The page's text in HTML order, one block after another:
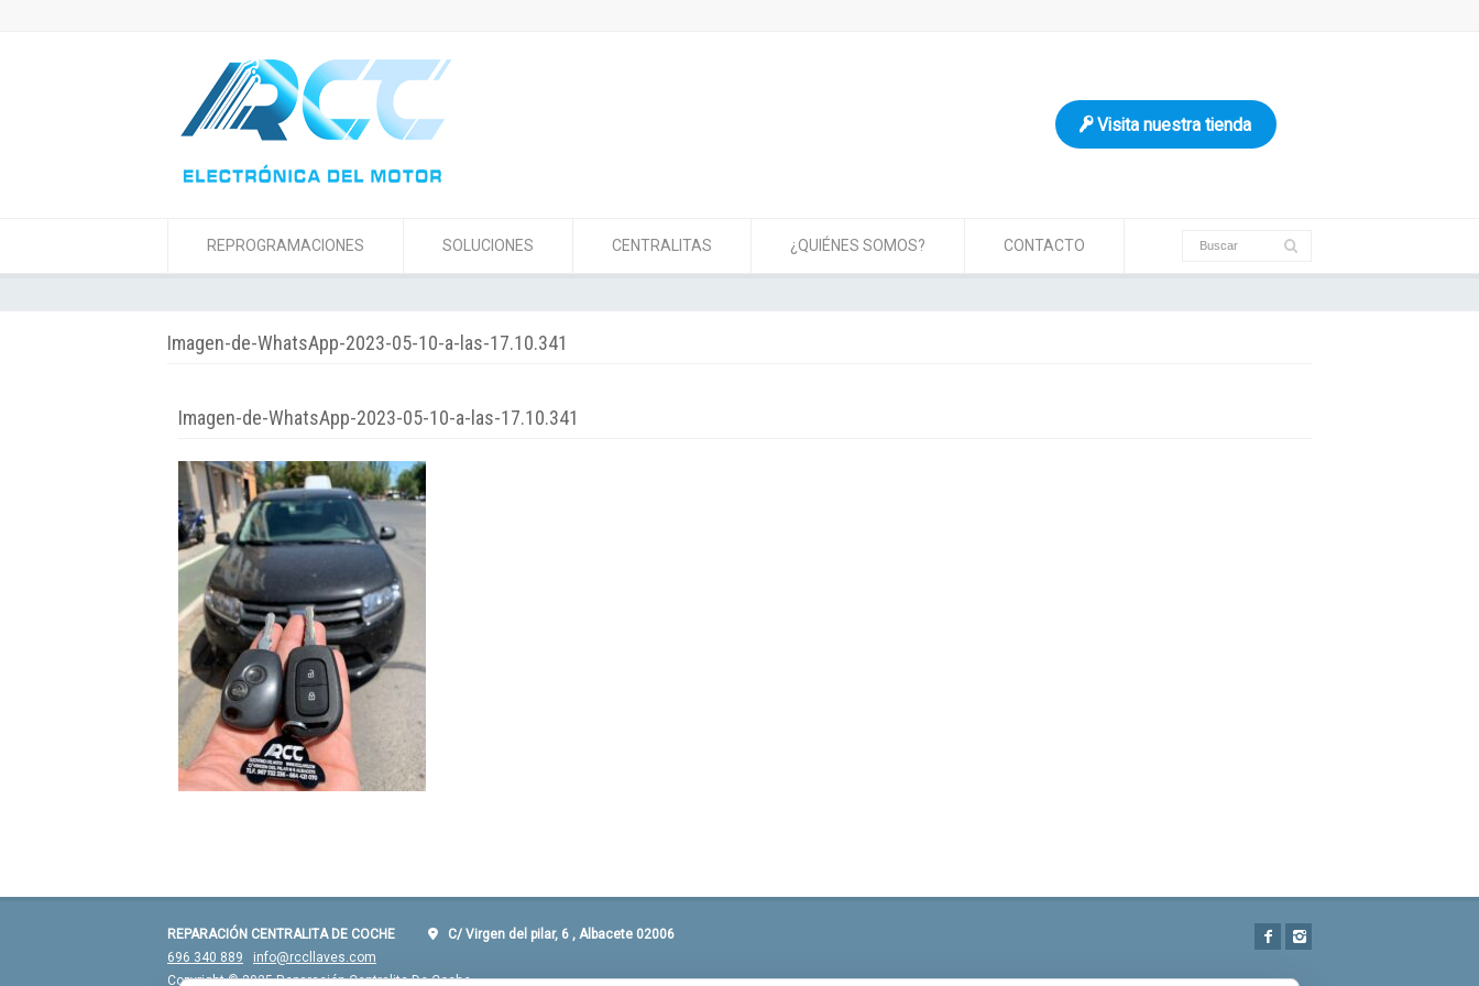
Visita nuestra tienda
REPROGRAMACIONES SOLUCIONES CENTRALITAS ¿QUIÉNES SOMOS? CONTACTO
Imagen-de-WhatsApp-2023-05-10-a-las-17.10.341
Imagen-de-WhatsApp-2023-05-10-a-las-17.10.341
REPARACIÓN CENTRALITA DE COCHE
C/ Virgen del pilar, 6 , Albacete 02006
696 340 889
info@rccllaves.com
Copyright © 2025 Reparación Centralita De Coche